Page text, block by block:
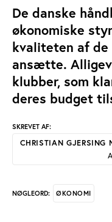
De danske
økonomiske
kvaliteten af de
ansætte.
klubber, som
deres budget
SKREVET AF:
CHRISTIAN GJERSING
NØGLEORD: ØKONOMI